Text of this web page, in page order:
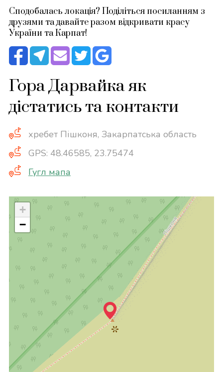
Сподобалась локація? Поділіться посиланням з
друзями та давайте разом відкривати красу
України та Карпат!
Гора Дарвайка як
дістатись та контакти
хребет Пішконя, Закарпатська область
GPS: 48.46585, 23.75474
Гугл мапа
+
−